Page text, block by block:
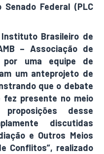
Federal (PLC
Brasileiro de
– Associação de
por uma equipe de
um anteprojeto de
que o debate
presente no meio
proposições desse
discutidas
e Outros Meios
Conflitos”, realizado